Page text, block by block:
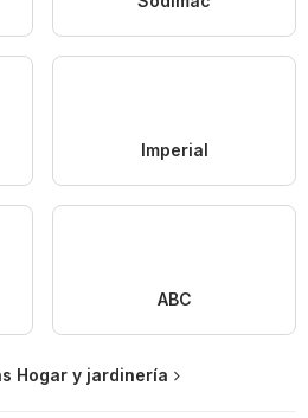
Imperial
ABC
Hogar y jardinería